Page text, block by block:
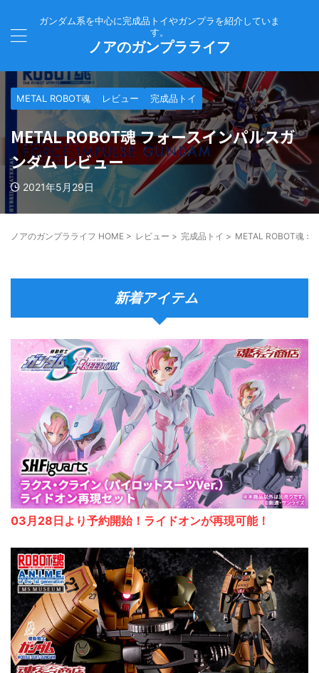
ガンダム系を中心に完成品トイやガンプラを紹介していま
す。
ノアのガンプラライフ
METAL ROBOT魂 レビュー 完成品トイ
METAL ROBOT魂 フォースインパルスガ
ンダム レビュー
2021年5月29日
ノアのガンプラライフ HOME > レビュー > 完成品トイ > METAL ROBOT魂 >
新着アイテム
03月28日より予約開始！ライドオンが再現可能！